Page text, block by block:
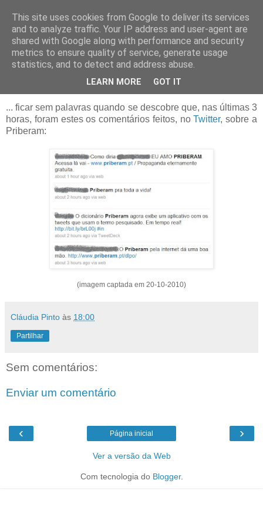
Blogue da Priberam
quarta-feira, 20 de outubro de 2010
Lusofonia é...
... ficar sem palavras quando se descobre que, nas últimas 3
horas, foram estes os comentários feitos, noTwitter, sobre a
Priberam:
(imagem captada em 20-10-2010)
Cláudia Pinto às 18:00
Partilhar
Sem comentários:
Enviar um comentário
‹ ›
Página inicial
Ver a versão da Web
Com tecnologia do Blogger.
This site uses cookies from Google to deliver its services
and to analyze traffic. Your IP address and user-agent are
shared with Google along with performance and security
metrics to ensure quality of service, generate usage
statistics, and to detect and address abuse.
LEARN MORE GOT IT